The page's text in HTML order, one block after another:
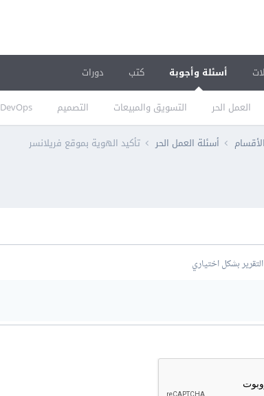
أسئلة وأجوبة
العمل الحر التسويق والمبيعات التصميم DevOps
كتب دورات
الأقسام أسئلة العمل الحر تأكيد الهوية بموقع فريلانسر
بشكل اختياري